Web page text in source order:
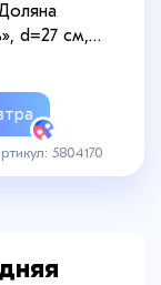
d=27 см,
5804170